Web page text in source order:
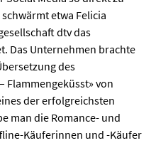
etwa Felicia
dtv das
Das Unternehmen brachte
des
Flammengeküsst» von
der erfolgreichsten
man die Romance- und
Käuferinnen und -Käufer